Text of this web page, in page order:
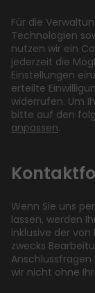
Für die
Technologien
nutzen wir ein
jederzeit die
Einstellungen
erteilte
widerrufen. Um
bitte auf den
anpassen.
Wenn Sie uns
lassen, werden
inklusive der
zwecks
wir nicht ohne